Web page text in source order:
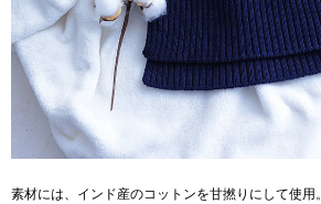
素材には、インド産のコットンを甘撚りにして使